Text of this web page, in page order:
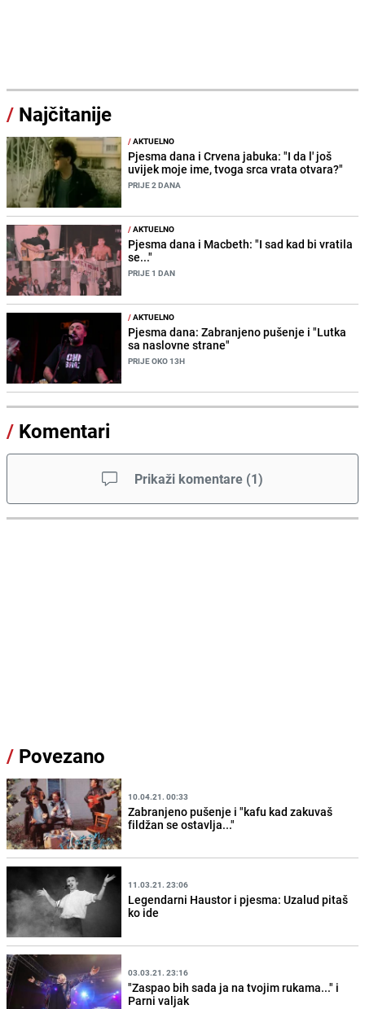
/ Najčitanije
/AKTUELNO
Pjesma dana i Crvena jabuka: "I da l' još
uvijek moje ime, tvoga srca vrata otvara?"
PRIJE 2 DANA
/AKTUELNO
Pjesma dana i Macbeth: "I sad kad bi vratila
se..."
PRIJE 1 DAN
/AKTUELNO
Pjesma dana: Zabranjeno pušenje i "Lutka
sa naslovne strane"
PRIJE OKO 13H
/ Komentari
Prikaži komentare (1)
/ Povezano
10.04.21. 00:33
Zabranjeno pušenje i "kafu kad zakuvaš
fildžan se ostavlja..."
11.03.21. 23:06
Legendarni Haustor i pjesma: Uzalud pitaš
ko ide
03.03.21. 23:16
"Zaspao bih sada ja na tvojim rukama..." i
Parni valjak